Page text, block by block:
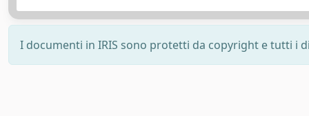
I documenti in IRIS sono protetti da copyright e tutti i